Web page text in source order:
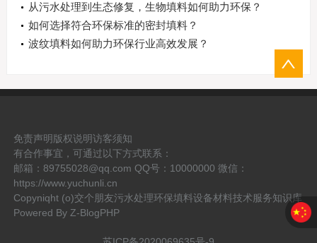
从污水处理到生态修复，生物填料如何助力环保？
如何选择符合环保标准的密封填料？
波纹填料如何助力环保行业高效发展？
免责声明 版权说明访客须知
有合作事宜，可通过以下方式联系：
邮箱：89755028@qq.com QQ号：10000000 微信：
https://www.yuchunli.cn
Copyniqht (o)交个朋友污水处理环保填料设备材料技术服务知识库
Powered By Z-BlogPHP